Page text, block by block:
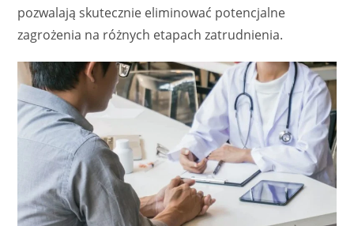
pozwalają skutecznie eliminować potencjalne
zagrożenia na różnych etapach zatrudnienia.